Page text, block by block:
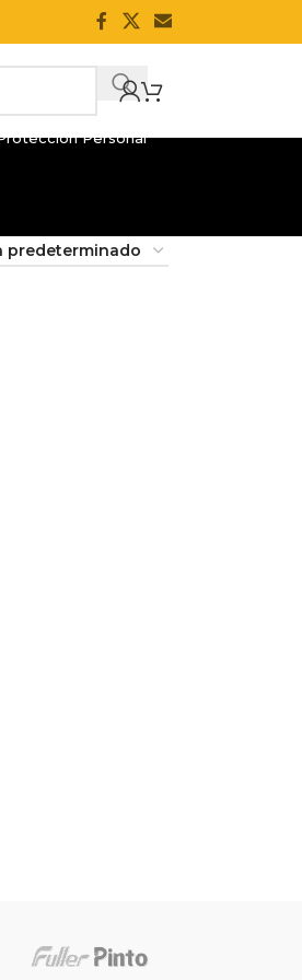
Personal